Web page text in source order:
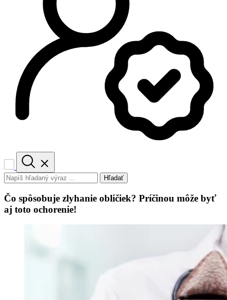
Hľadať
Čo spôsobuje zlyhanie obličiek? Príčinou môže byť
aj toto ochorenie!